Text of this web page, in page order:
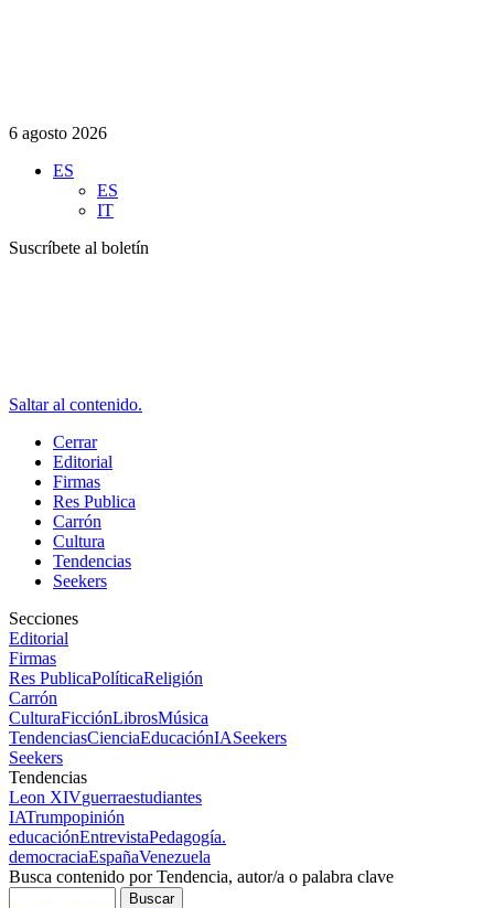
6 agosto 2026
ES
ES
IT
Suscríbete al boletín
Saltar al contenido.
Cerrar
Editorial
Firmas
Res Publica
Carrón
Cultura
Tendencias
Seekers
Secciones
Editorial
Firmas
Res PublicaPolíticaReligión
Carrón
CulturaFicciónLibrosMúsica
TendenciasCienciaEducaciónIASeekers
Seekers
Tendencias
Leon XIVguerraestudiantes
IATrumpopinión
educaciónEntrevistaPedagogía.
democraciaEspañaVenezuela
Busca contenido por Tendencia, autor/a o palabra clave